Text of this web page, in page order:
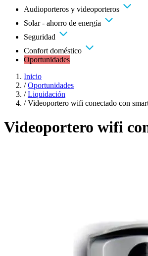
Audioporteros y videoporteros
Solar - ahorro de energía
Seguridad
Confort doméstico
Oportunidades
Inicio
/ Oportunidades
/ Liquidación
/ Videoportero wifi conectado con
Videoportero wifi